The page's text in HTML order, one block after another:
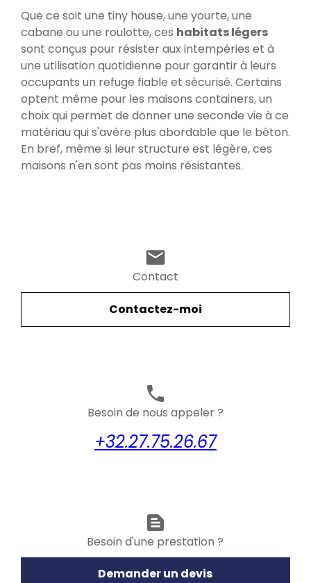
Que ce soit une tiny house, une yourte, une
cabane ou une roulotte, ces habitats légers
sont conçus pour résister aux intempéries et à
une utilisation quotidienne pour garantir à leurs
occupants un refuge fiable et sécurisé. Certains
optent même pour les maisons containers, un
choix qui permet de donner une seconde vie à ce
matériau qui s'avère plus abordable que le béton.
En bref, même si leur structure est légère, ces
maisons n'en sont pas moins résistantes.
mail
Contact
Contactez-moi
phone
Besoin de nous appeler ?
+32.27.75.26.67
text_snippet
Besoin d'une prestation ?
Demander un devis